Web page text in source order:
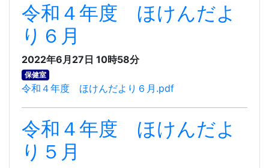
令和４年度 ほけんだよ
り６月
2022年6月27日 10時58分
保健室
令和４年度 ほけんだより６月.pdf
令和４年度 ほけんだよ
り５月